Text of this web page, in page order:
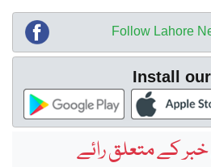
Follow Lahore
Install
کے متعلق رائے